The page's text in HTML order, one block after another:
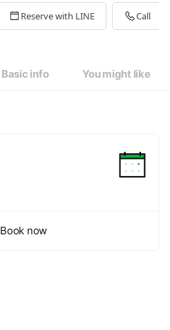
Reserve with LINE Call
Basic info You might like
Book now